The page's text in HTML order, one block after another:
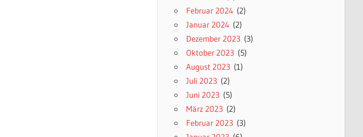
Februar 2024(2)
Januar 2024(2)
Dezember 2023 (3)
Oktober 2023 (5)
August 2023 (1)
Juli 2023 (2)
Juni 2023 (5)
März 2023 (2)
Februar 2023 (3)